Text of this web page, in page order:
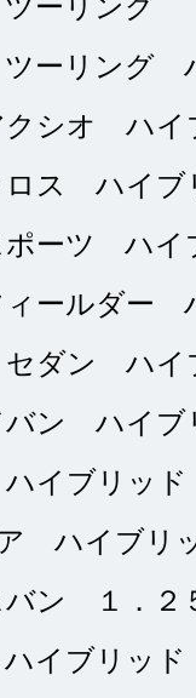
★ 納
トウ
接客
問合
申込
ーリング
ーリング
クシオ ハイ
ロス ハイブ
ポーツ ハイ
ィールダー
ダン ハイ
バン ハイブ
イブリッド
ハイブリ
ン １．２
イブリッド